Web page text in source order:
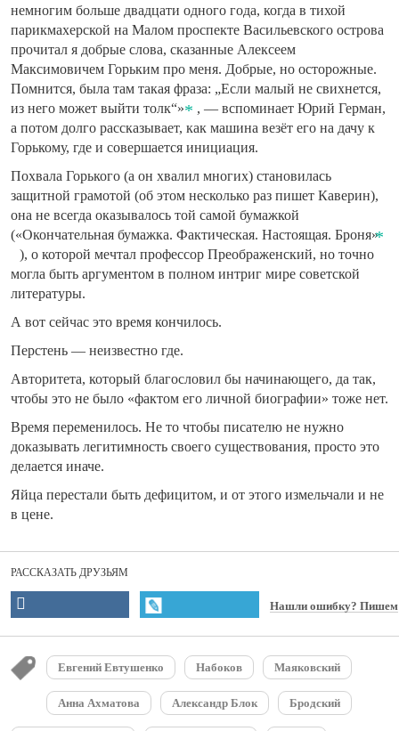
немногим больше двадцати одного года, когда в тихой
парикмахерской на Малом проспекте Васильевского острова
прочитал я добрые слова, сказанные Алексеем
Максимовичем Горьким про меня. Добрые, но осторожные.
Помнится, была там такая фраза: „Если малый не свихнется,
из него может выйти толк“»
, — вспоминает Юрий Герман,
а потом долго рассказывает, как машина везёт его на дачу к
Горькому, где и совершается инициация.
Похвала Горького (а он хвалил многих) становилась
защитной грамотой (об этом несколько раз пишет Каверин),
она не всегда оказывалось той самой бумажкой
(«Окончательная бумажка. Фактическая. Настоящая. Броня»
), о которой мечтал профессор Преображенский, но точно
могла быть аргументом в полном интриг мире советской
литературы.
А вот сейчас это время кончилось.
Перстень — неизвестно где.
Авторитета, который благословил бы начинающего, да так,
чтобы это не было «фактом его личной биографии» тоже нет.
Время переменилось. Не то чтобы писателю не нужно
доказывать легитимность своего существования, просто это
делается иначе.
Яйца перестали быть дефицитом, и от этого измельчали и не
в цене.
РАССКАЗАТЬ ДРУЗЬЯМ
Нашли ошибку? Пишем
Евгений Евтушенко Набоков Маяковский
Анна Ахматова Александр Блок Бродский